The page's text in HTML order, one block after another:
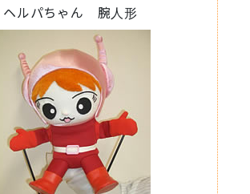
ヘルパちゃん 腕人形